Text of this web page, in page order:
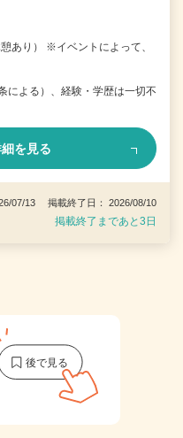
あり） ※イベントによって、
による）、経験・学歴は一切不
を見る
07/13 掲載終了日： 2026/08/10
掲載終了まであと3日